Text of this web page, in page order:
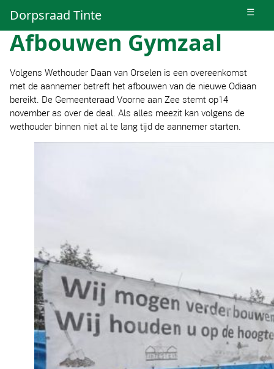
Dorpsraad Tinte ☰
Afbouwen Gymzaal
Volgens Wethouder Daan van Orselen is een overeenkomst
met de aannemer betreft het afbouwen van de nieuwe Odiaan
bereikt. De Gemeenteraad Voorne aan Zee stemt op14
november as over de deal. Als alles meezit kan volgens de
wethouder binnen niet al te lang tijd de aannemer starten.